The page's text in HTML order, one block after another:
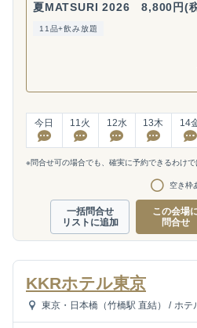
夏MATSURI 2026 8,800円(
11品+飲み放題
今日 11火 12水 13木 14
※問合せ可の場合でも、確実に予約できるわけで
空き枠
一括問合せ
リストに追加
この会場
問合せ
KKRホテル東京
東京・日本橋（竹橋駅 直結） / ホテ